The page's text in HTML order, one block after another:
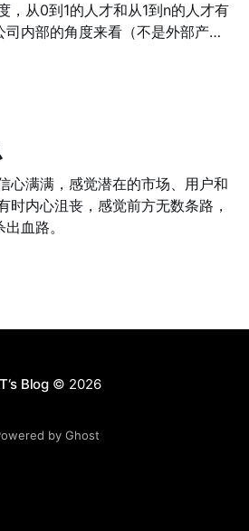
象，随时准
对这些原则进行了包装而已。比
内部的角度来看（不是外部产品
秘密之一就是他的整个物流、仓储
这套
玛独创的；也就是说，它伴随着
程。在这个过程中，一个创业性质
个固定的生产流程，由创造性人才
人才主导。这个过程从另一个角
的来说，从公司内
不论是阿里现在整个
2布的增长的。
时内心沮丧，感觉前方无数条路，
血路。
Blog© 2026
by Ghost